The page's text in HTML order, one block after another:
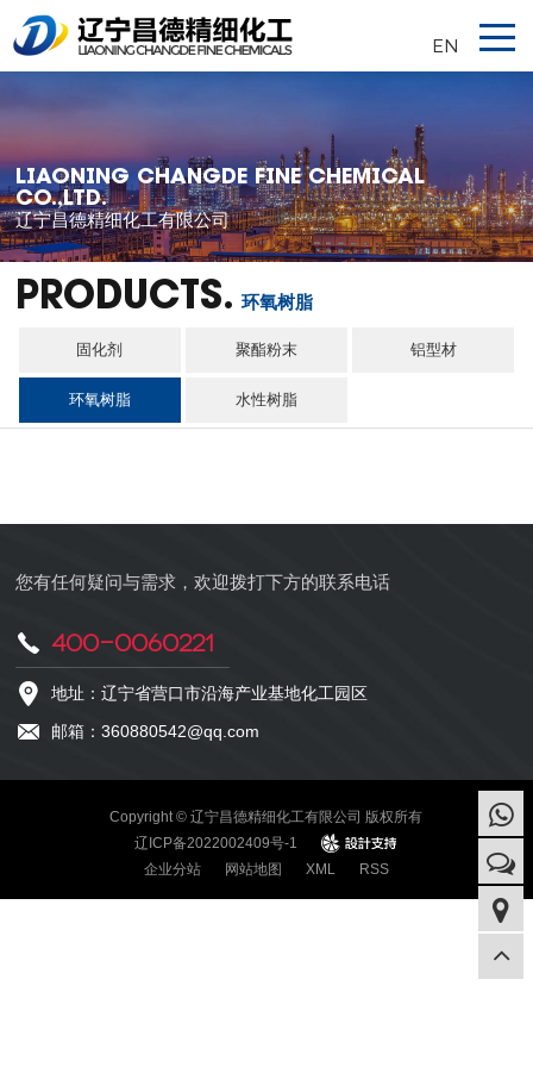
EN
LIAONING CHANGDE FINE CHEMICAL
CO.,LTD.
辽宁昌德精细化工有限公司
PRODUCTS. 环氧树脂
固化剂 聚酯粉末 铝型材
环氧树脂 水性树脂
您有任何疑问与需求，欢迎拨打下方的联系电话
400-0060221
地址：辽宁省营口市沿海产业基地化工园区
邮箱：360880542@qq.com
Copyright © 辽宁昌德精细化工有限公司 版权所有
辽ICP备2022002409号-1
design
企业分站
网站地图 XML RSS